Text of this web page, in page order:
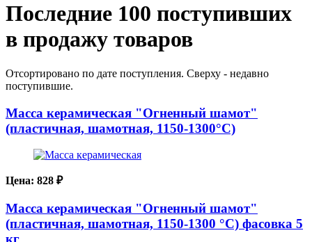
Последние 100 поступивших
в продажу товаров
Отсортировано по дате поступления. Сверху - недавно
поступившие.
Масса керамическая "Огненный шамот"
(пластичная, шамотная, 1150-1300°C)
Цена: 828 ₽
Масса керамическая "Огненный шамот"
(пластичная, шамотная, 1150-1300 °C) фасовка 5
кг